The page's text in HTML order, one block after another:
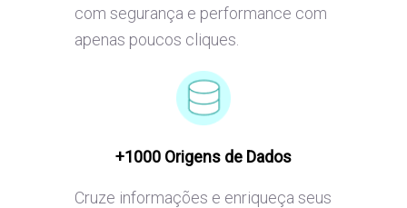
com segurança e performance com
apenas poucos cliques.
+1000 Origens de Dados
Cruze informações e enriqueça seus